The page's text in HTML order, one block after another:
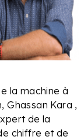
la machine à
Ghassan Kara ,
de la
chiffre et de